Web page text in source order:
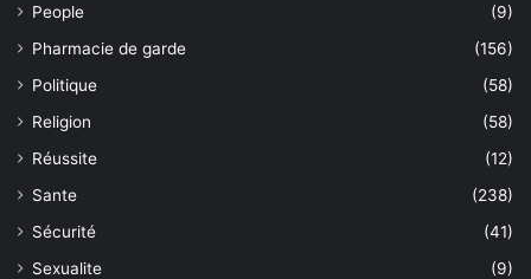
People
(9)
Pharmacie de garde
(156)
Politique
(58)
Religion
(58)
Réussite
(12)
Sante
(238)
Sécurité
(41)
Sexualite
(9)